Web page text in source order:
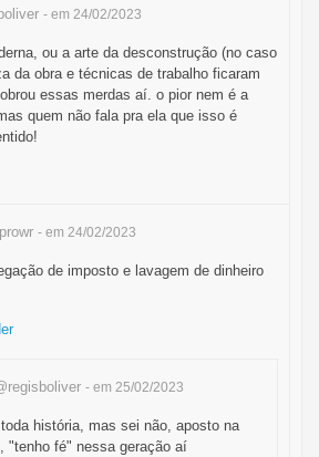
- em 24/02/2023
ou a arte da desconstrução (no caso
da obra e técnicas de trabalho ficaram
essas merdas aí. o pior nem é a
quem não fala pra ela que isso é
- em 24/02/2023
de imposto e lavagem de dinheiro
- em 25/02/2023
história, mas sei não, aposto na
"tenho fé" nessa geração aí